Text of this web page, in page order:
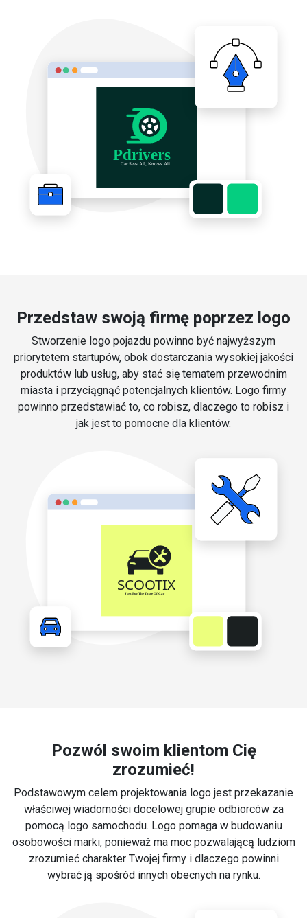
Przedstaw swoją firmę poprzez logo
Stworzenie logo pojazdu powinno być najwyższym
priorytetem startupów, obok dostarczania wysokiej jakości
produktów lub usług, aby stać się tematem przewodnim
miasta i przyciągnąć potencjalnych klientów. Logo firmy
powinno przedstawiać to, co robisz, dlaczego to robisz i
jak jest to pomocne dla klientów.
Pozwól swoim klientom Cię
zrozumieć!
Podstawowym celem projektowania logo jest przekazanie
właściwej wiadomości docelowej grupie odbiorców za
pomocą logo samochodu. Logo pomaga w budowaniu
osobowości marki, ponieważ ma moc pozwalającą ludziom
zrozumieć charakter Twojej firmy i dlaczego powinni
wybrać ją spośród innych obecnych na rynku.